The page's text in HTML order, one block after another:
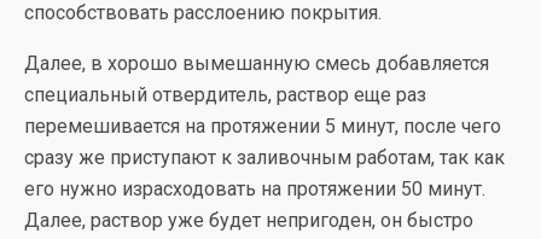
способствовать расслоению покрытия.
Далее, в хорошо вымешанную смесь добавляется
специальный отвердитель, раствор еще раз
перемешивается на протяжении 5 минут, после чего
сразу же приступают к заливочным работам, так как
его нужно израсходовать на протяжении 50 минут.
Далее, раствор уже будет непригоден, он быстро